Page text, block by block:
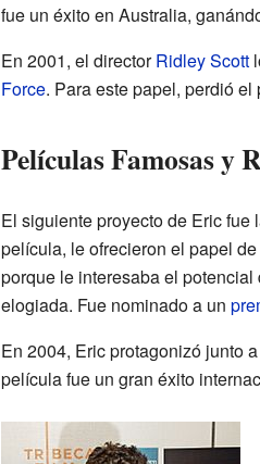
fue un éxito en Australia,
En 2001, el directorRidley Scott
Force. Para este papel, perdió
Películas Famosas y
El siguiente proyecto de Eric fue
película, le ofrecieron el papel
porque le interesaba el
elogiada. Fue nominado a un
En 2004, Eric protagonizó junto a
película fue un gran éxito